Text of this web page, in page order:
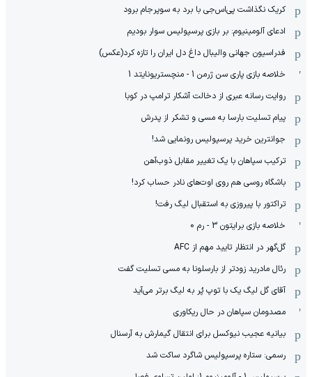
کریک نگذاشت پی‌اس‌جی با برد به سوپرجام برود
ادعای آلومینیوم: بر بازی پرسپولیس سوار بودیم
فدراسیون جهانی والیبال داغ دل ایران را تازه کرد(عکس)
خلاصه بازی پاری سن ژرمن 1 - منچستریونایتد 1
روایت رسانه عبری از دخالت آشکار ترامپ در کوبا
پیام تسلیت بارسا به مسی و تشکر از پدرش
جوانترین خرید پرسپولیس رونمایی شد!
ترکیب سپاهان با یک تغییر مقابل ذوب‌آهن
باشگاه روسی هم روی اوت‌های نادر حساب کرد!
تراکتور با پیروزی به استقبال لیگ رفت!
خلاصه بازی برایتون 3 - رم 0
گل‌گهر در انتظار تایید مهم از ‌AFC
رئال مادرید زودتر از بارسلونا به مسی تسلیت گفت
آقای گل لیگ یک با توپ پُر به لیگ برتر می‌آید
مصدومان سپاهان در حال ریکاوری
بیانیه عجیب نیوکسل برای انتقال گیمارش به آرسنال
رسمی: ستاره پرسپولیس شاگرد ساکت شد